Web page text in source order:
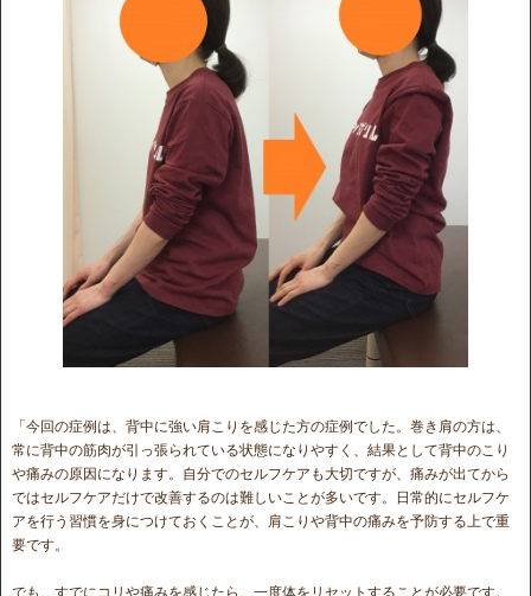
「今回の症例は、背中に強い肩こりを感じた方の症例でした。巻き肩の方は、
常に背中の筋肉が引っ張られている状態になりやすく、結果として背中のこり
や痛みの原因になります。自分でのセルフケアも大切ですが、痛みが出てから
ではセルフケアだけで改善するのは難しいことが多いです。日常的にセルフケ
アを行う習慣を身につけておくことが、肩こりや背中の痛みを予防する上で重
要です。